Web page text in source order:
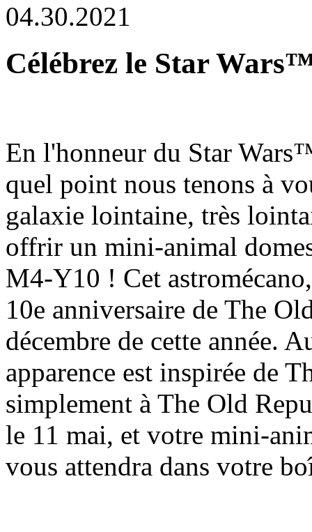
04.30.2021
Célébrez le Star
En l'honneur du Star
quel point nous tenons à
galaxie lointaine, très
offrir un mini-animal
M4-Y10 ! Cet
10e anniversaire de The
décembre de cette année.
apparence est inspirée de
simplement à The Old
le 11 mai, et votre mini-
vous attendra dans votre